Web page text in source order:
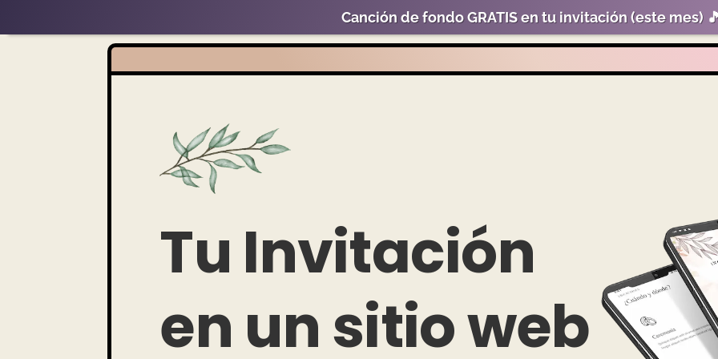
Tu Invitación
en un sitio web
Canción de fondoGRATISen tu invitación (este mes)